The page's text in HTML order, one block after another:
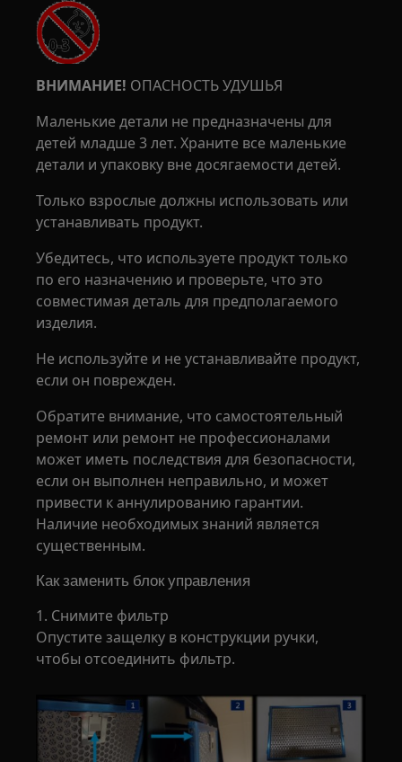
ВНИМАНИЕ! ОПАСНОСТЬ УДУШЬЯ
Маленькие детали не предназначены для
детей младше 3 лет. Храните все маленькие
детали и упаковку вне досягаемости детей.
Только взрослые должны использовать или
устанавливать продукт.
Убедитесь, что используете продукт только
по его назначению и проверьте, что это
совместимая деталь для предполагаемого
изделия.
Не используйте и не устанавливайте продукт,
если он поврежден.
Обратите внимание, что самостоятельный
ремонт или ремонт не профессионалами
может иметь последствия для безопасности,
если он выполнен неправильно, и может
привести к аннулированию гарантии.
Наличие необходимых знаний является
существенным.
Как заменить блок управления
1. Снимите фильтр
Опустите защелку в конструкции ручки,
чтобы отсоединить фильтр.